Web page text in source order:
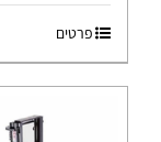
פרטים